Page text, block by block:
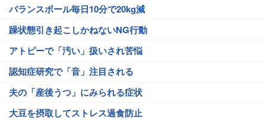
バランスボール毎日10分で20kg減
躁状態引き起こしかねないNG行動
アトピーで「汚い」扱いされ苦悩
認知症研究で「音」注目される
夫の「産後うつ」にみられる症状
大豆を摂取してストレス過食防止